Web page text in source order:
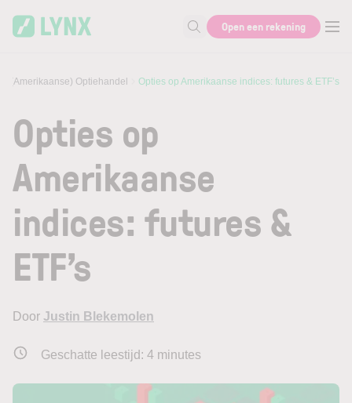
Zoek naar informatie
Open een rekening
(Amerikaanse) Optiehandel Opties op Amerikaanse indices: futures & ETF’s
Opties op
Amerikaanse
indices: futures &
ETF’s
Door Justin Blekemolen
Geschatte leestijd: 4 minutes